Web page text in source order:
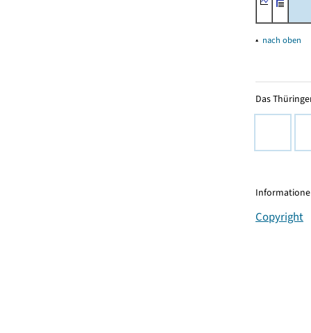
▴ nach oben
Das
Copyright